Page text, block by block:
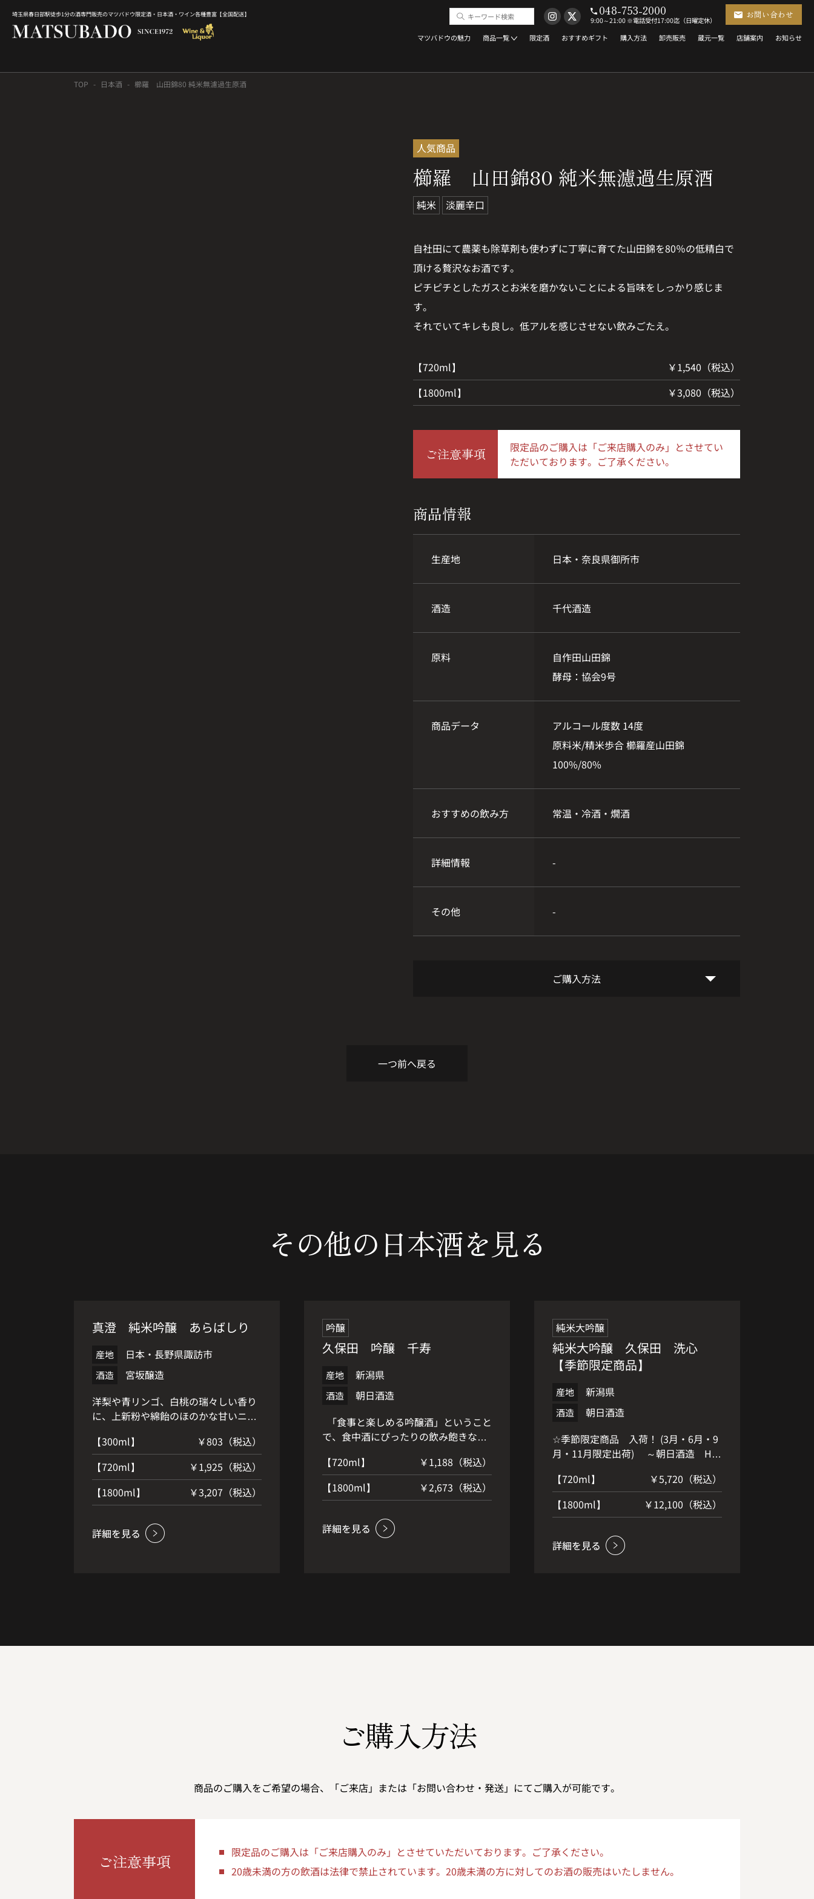
埼玉県春日部駅徒歩1分の酒専門販売のマツバドウ限定酒・日本酒・ワイン各種豊富【全国配送】 048-753-2000
9:00～21:00 ※電話受付17:00迄（日曜定休）
お問い合わせ
マツバドウの魅力 商品一覧 限定酒 おすすめギフト 購入方法 卸売販売 蔵元一覧 店舗案内 お知らせ
TOP 日本酒 櫛羅 山田錦80 純米無濾過生原酒
人気商品
櫛羅 山田錦80 純米無濾過生原酒
純米 淡麗辛口
自社田にて農薬も除草剤も使わずに丁寧に育てた山田錦を80％の低精白で
頂ける贅沢なお酒です。
ピチピチとしたガスとお米を磨かないことによる旨味をしっかり感じま
す。
それでいてキレも良し。低アルを感じさせない飲みごたえ。
【720ml】
￥1,540（税込）
【1800ml】
￥3,080（税込）
ご注意事項
限定品のご購入は「ご来店購入のみ」とさせてい
ただいております。ご了承ください。
商品情報
生産地 日本・奈良県御所市
酒造 千代酒造
原料
自作田山田錦
酵母：協会9号
商品データ
アルコール度数 14度
原料米/精米歩合 櫛羅産山田錦
100%/80%
おすすめの飲み方 常温・冷酒・燗酒
詳細情報 -
その他 -
ご購入方法
一つ前へ戻る
その他の日本酒を見る
真澄 純米吟醸 あらばしり
産地 日本・長野県諏訪市
酒造
宮坂醸造
洋梨や青リンゴ、白桃の瑞々しい香り
に、上新粉や綿飴のほのかな甘いニュ
ラスやセージなどのハーバルなアクセ
ントが加わり、溌剌とした印象です。
味わいは、摘みたての果実を思わせる
甘味と生き生きとした酸味が呼応しあ
い、生原酒ならではの弾けるようなフ
ープでキレが良く、鮮やかな余韻が最
後まで躍動感を楽しませてくれます。
【300ml】
￥803（税込）
【720ml】
￥1,925（税込）
【1800ml】
￥3,207（税込）
吟醸
久保田 吟醸 千寿
産地 新潟県
酒造
朝日酒造
「食事と楽しめる吟醸酒」ということ
で、食中酒にぴったりの飲み飽きない
もちろん、お燗にも適した吟醸酒で
す。
【720ml】
￥1,188（税込）
【1800ml】
￥2,673（税込）
純米大吟醸
純米大吟醸 久保田 洗心
【季節限定商品】
産地 新潟県
酒造
朝日酒造
☆季節限定商品 入荷！ (3月・6月・9
月・11月限定出荷) ～朝日酒造 HP
きらめき生きる様を言います。 契約栽
培米「たかね錦」を28%まで磨き、そ
して醸し、ゆっくりと熟成させた味わ
洗練されたふくらみを感じます。
【720ml】
￥5,720（税込）
【1800ml】
￥12,100（税込）
ご購入方法
商品のご購入をご希望の場合、「ご来店」または「お問い合わせ・発送」にてご購入が可能です。
ご注意事項
限定品のご購入は「ご来店購入のみ」とさせていただいております。ご了承ください。
20歳未満の方の飲酒は法律で禁止されています。20歳未満の方に対してのお酒の販売はいたしません。